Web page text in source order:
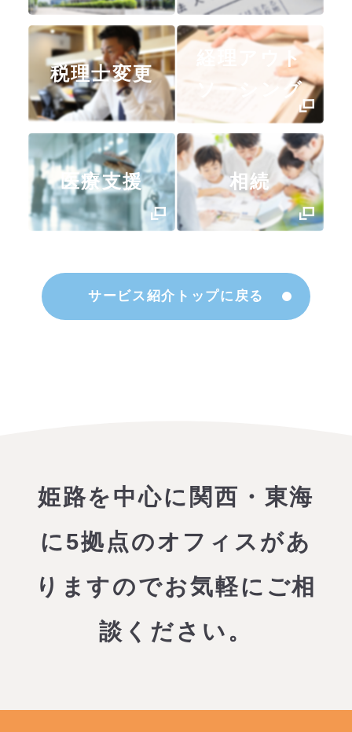
税理士変更
経理アウト
ソーシング
医療支援 相続
サービス紹介トップに戻る
姫路を中心に関西・東海
に5拠点のオフィスがあ
りますのでお気軽にご相
談ください。